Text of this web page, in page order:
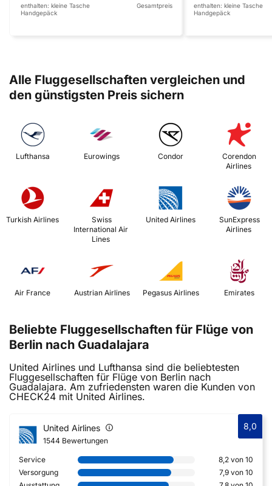
enthalten: kleine Tasche
Handgepäck
Gesamtpreis enthalten: kleine Tasche
Handgepäck
Alle Fluggesellschaften vergleichen und
den günstigsten Preis sichern
Lufthansa Eurowings Condor
Corendon
Airlines
Turkish Airlines
International Air
Lines
United Airlines
Airlines
Air France Austrian Airlines Emirates
Beliebte Fluggesellschaften für Flüge von
Berlin nach Guadalajara
United Airlines und Lufthansa sind die beliebtesten
Fluggesellschaften für Flüge von Berlin nach
Guadalajara. Am zufriedensten waren die Kunden von
CHECK24 mit United Airlines.
United Airlines
1544 Bewertungen
8,0
Service
8,2 von 10
Versorgung
7,9 von 10